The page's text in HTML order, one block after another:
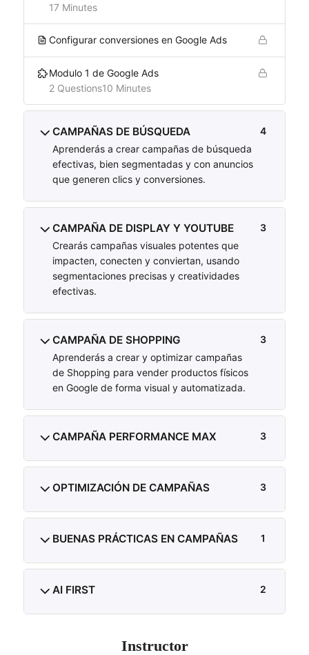
17 Minutes
Configurar conversiones en Google Ads
Modulo 1 de Google Ads
10 Minutes
2 Questions
CAMPAÑAS DE BÚSQUEDA
Aprenderás a crear campañas de búsqueda
efectivas, bien segmentadas y con anuncios
que generen clics y conversiones.
4
CAMPAÑA DE DISPLAY Y YOUTUBE
Crearás campañas visuales potentes que
impacten, conecten y conviertan, usando
segmentaciones precisas y creatividades
efectivas.
3
CAMPAÑA DE SHOPPING
Aprenderás a crear y optimizar campañas
de Shopping para vender productos físicos
en Google de forma visual y automatizada.
3
CAMPAÑA PERFORMANCE MAX 3
OPTIMIZACIÓN DE CAMPAÑAS 3
BUENAS PRÁCTICAS EN CAMPAÑAS 1
AI FIRST 2
Instructor